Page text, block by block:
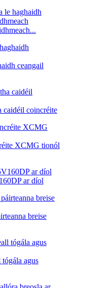
ceangail
caidéil coincréite
XCMG tionól
ar díol
breise
agus